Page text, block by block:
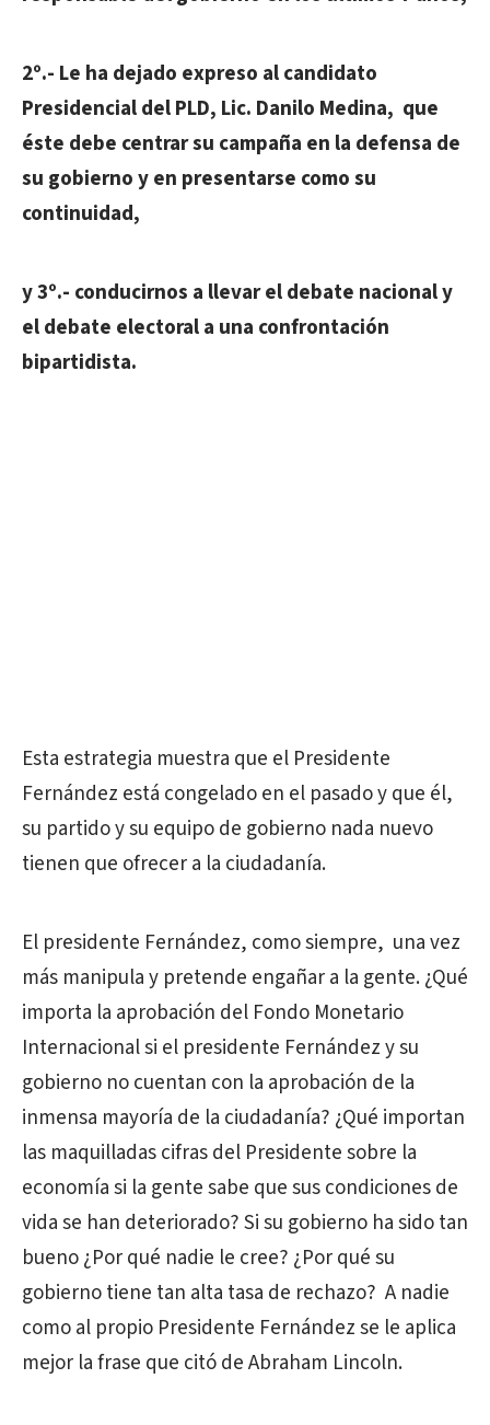
2º.- Le ha dejado expreso al candidato
Presidencial del PLD, Lic. Danilo Medina, que
éste debe centrar su campaña en la defensa de
su gobierno y en presentarse como su
continuidad,
y 3º.- conducirnos a llevar el debate nacional y
el debate electoral a una confrontación
bipartidista.
Esta estrategia muestra que el Presidente
Fernández está congelado en el pasado y que él,
su partido y su equipo de gobierno nada nuevo
tienen que ofrecer a la ciudadanía.
El presidente Fernández, como siempre, una vez
más manipula y pretende engañar a la gente. ¿Qué
importa la aprobación del Fondo Monetario
Internacional si el presidente Fernández y su
gobierno no cuentan con la aprobación de la
inmensa mayoría de la ciudadanía? ¿Qué importan
las maquilladas cifras del Presidente sobre la
economía si la gente sabe que sus condiciones de
vida se han deteriorado? Si su gobierno ha sido tan
bueno ¿Por qué nadie le cree? ¿Por qué su
gobierno tiene tan alta tasa de rechazo? A nadie
como al propio Presidente Fernández se le aplica
mejor la frase que citó de Abraham Lincoln.